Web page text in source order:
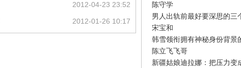
陈守学
男人出轨前最好要深思的三
宋宝和
韩雪领衔拥有神秘身份背景
陈立飞飞哥
新疆姑娘迪拉娜：把压力变
2012-04-23 23:52
2012-01-26 10:17